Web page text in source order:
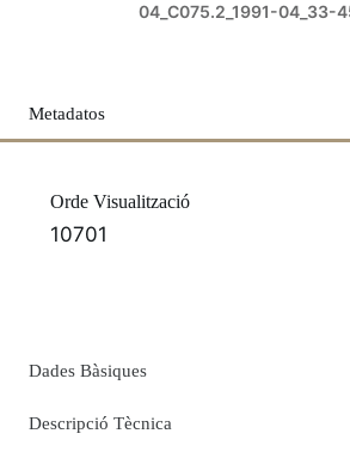
04_C075.2_1991-04_33-
Metadatos
Orde Visualització
10701
Dades Bàsiques
Descripció Tècnica